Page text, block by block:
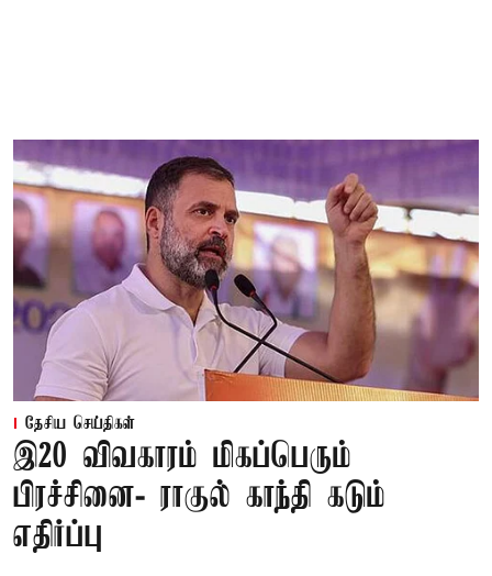
தேசிய செய்திகள்
இ20 விவகாரம் மிகப்பெரும்
பிரச்சினை- ராகுல் காந்தி கடும்
எதிர்ப்பு